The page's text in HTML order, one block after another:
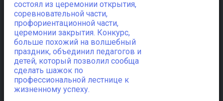
состоял из церемонии открытия,
соревновательной части,
профориентационной части,
церемонии закрытия. Конкурс,
больше похожий на волшебный
праздник, объединил педагогов и
детей, который позволил сообща
сделать шажок по
профессиональной лестнице к
жизненному успеху.